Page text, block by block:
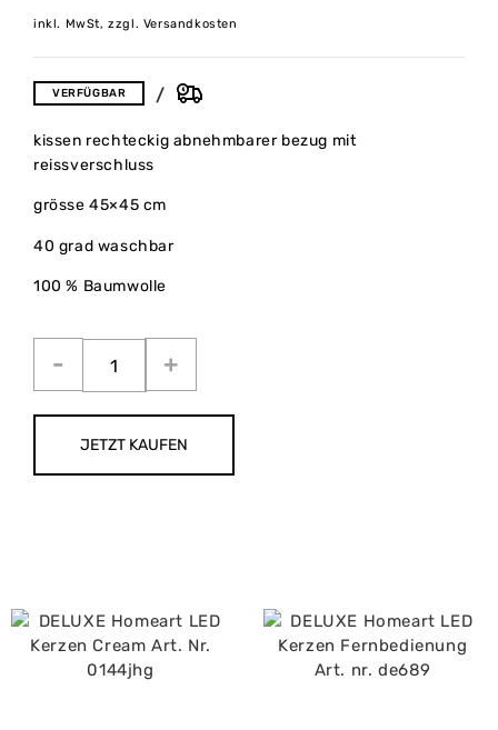
inkl. MwSt, zzgl. Versandkosten
VERFÜGBAR
kissen rechteckig abnehmbarer bezug mit
reissverschluss
grösse 45×45 cm
40 grad waschbar
100 % Baumwolle
JETZT KAUFEN